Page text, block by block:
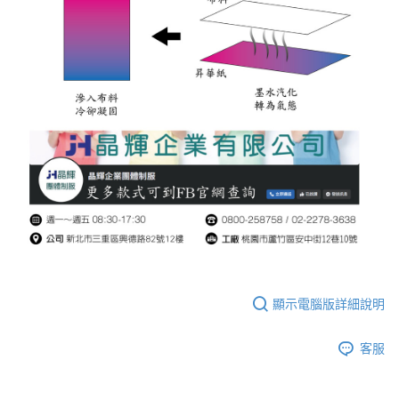
顯示電腦版詳細說明
客服